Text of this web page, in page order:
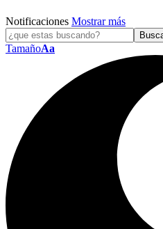
Notificaciones Mostrar más
TamañoAa